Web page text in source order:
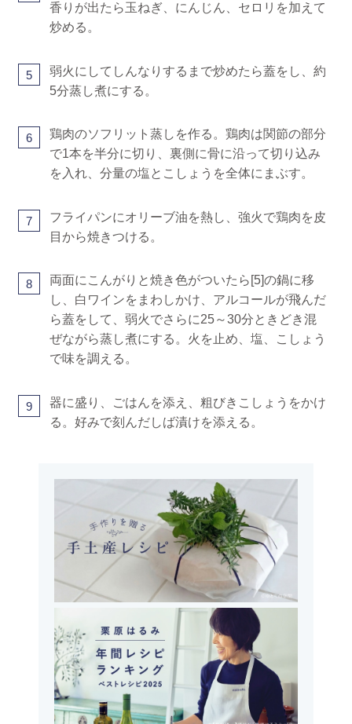
香りが出たら玉ねぎ、にんじん、セロリを加えて
炒める。
5
弱火にしてしんなりするまで炒めたら蓋をし、約
5分蒸し煮にする。
6
鶏肉のソフリット蒸しを作る。鶏肉は関節の部分
で1本を半分に切り、裏側に骨に沿って切り込み
を入れ、分量の塩とこしょうを全体にまぶす。
7
フライパンにオリーブ油を熱し、強火で鶏肉を皮
目から焼きつける。
8
両面にこんがりと焼き色がついたら[5]の鍋に移
し、白ワインをまわしかけ、アルコールが飛んだ
ら蓋をして、弱火でさらに25～30分ときどき混
ぜながら蒸し煮にする。火を止め、塩、こしょう
で味を調える。
9
器に盛り、ごはんを添え、粗びきこしょうをかけ
る。好みで刻んだしば漬けを添える。